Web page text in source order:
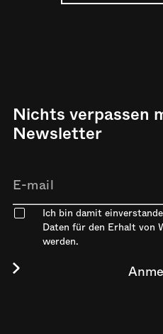
Nichts verpassen
Newsletter
Ich bin damit
Daten für den Erhalt von
werden.